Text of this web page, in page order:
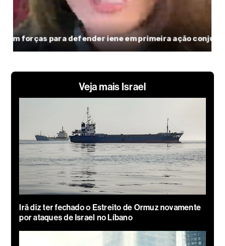
Veja mais Israel
Irã diz ter fechado o Estreito de Ormuz novamente
por ataques de Israel no Líbano